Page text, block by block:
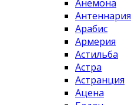
Анемона
Антеннария
Арабис
Армерия
Астильба
Астра
Астранция
Ацена